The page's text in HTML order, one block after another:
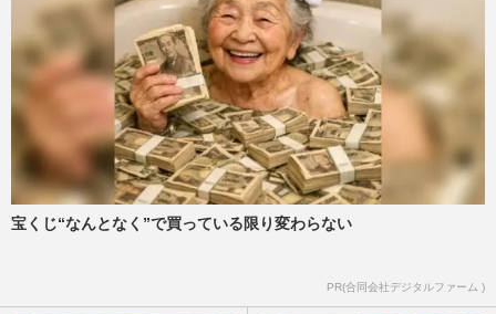
宝くじ“なんとなく”で買っている限り変わらない
PR(合同会社デジタルファーム )